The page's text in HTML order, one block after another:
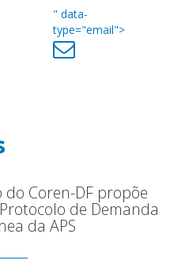
" data-
type="email">
Coren-DF propõe
de Demanda
da APS